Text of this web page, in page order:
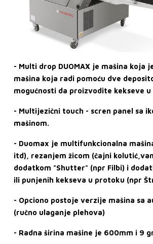
- Multi drop DUOMAX je mašina
mašina koja radi pomoću dve
mogućnosti da proizvodite kekseve
- Multijezični touch - scren panel sa
mašinom.
- Duomax je multifunkcionalna
itd), rezanjem žicom (čajni
dodatkom "Shutter" (npr Filbi) i
ili punjenih kekseva u protoku (npr
- Opciono postoje verzije mašina sa
(ručno ulaganje plehova)
- Radna širina mašine je 600mm i 9